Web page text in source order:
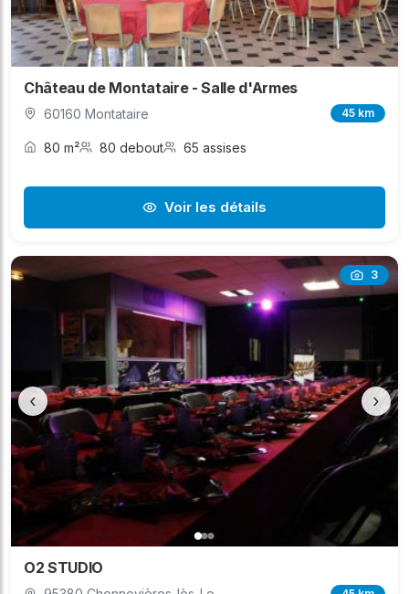
Château de Montataire - Salle d'Armes
60160 Montataire 45 km
80 m² 80 debout 65 assises
Voir les détails
3
‹ ›
O2 STUDIO